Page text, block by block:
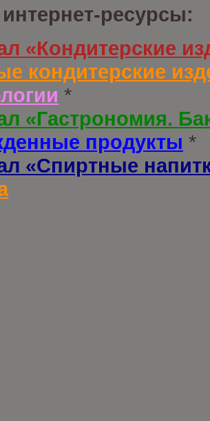
ресурсы:
«Кондитерские
кондитерские
*
«Гастрономия.
продукты *
«Спиртные